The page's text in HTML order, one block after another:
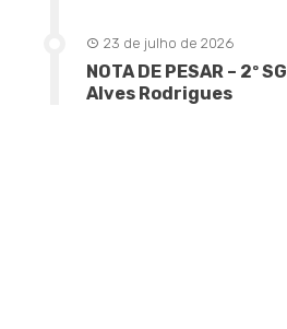
23 de julho de 2026
NOTA DE PESAR – 2º
Alves Rodrigues